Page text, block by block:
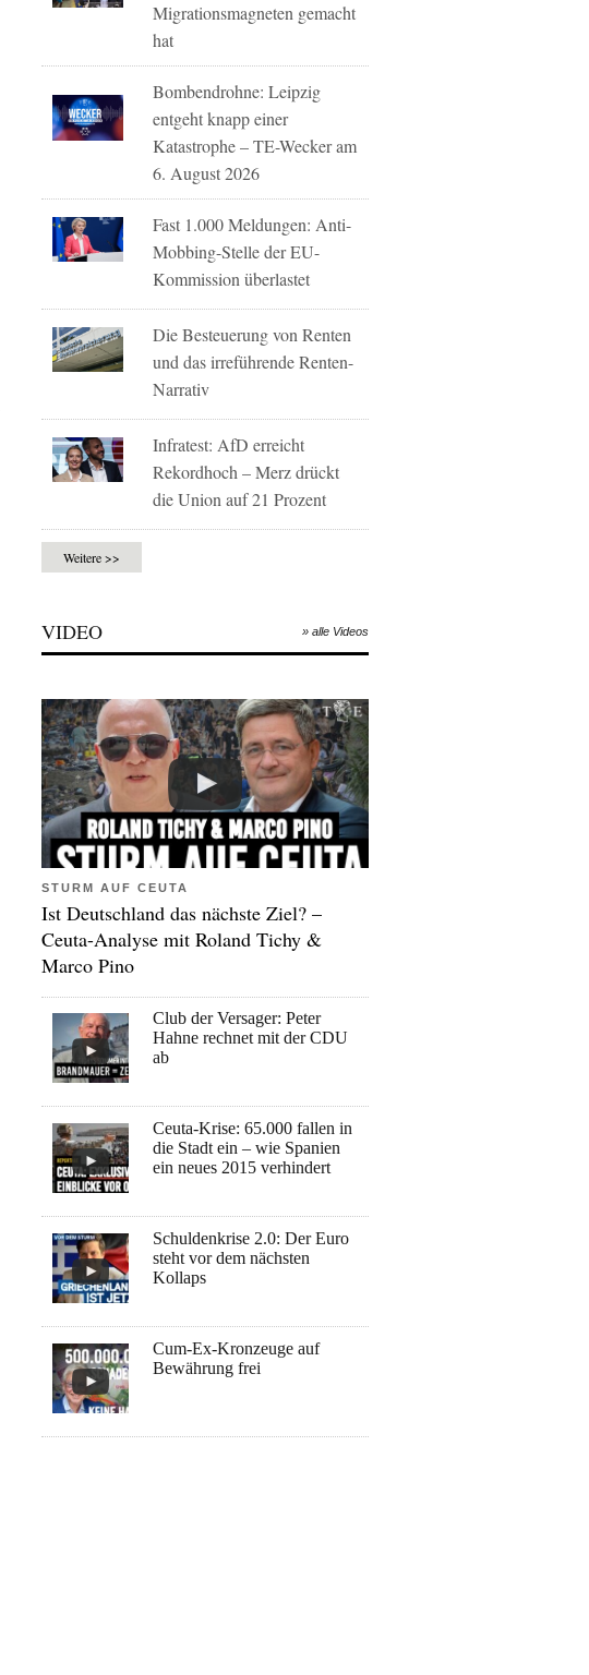
Migrationsmagneten gemacht
hat
Bombendrohne: Leipzig
entgeht knapp einer
Katastrophe – TE-Wecker am
6. August 2026
Fast 1.000 Meldungen: Anti-
Mobbing-Stelle der EU-
Kommission überlastet
Die Besteuerung von Renten
und das irreführende Renten-
Narrativ
Infratest: AfD erreicht
Rekordhoch – Merz drückt
die Union auf 21 Prozent
Weitere >>
VIDEO » alle Videos
STURM AUF CEUTA
Ist Deutschland das nächste Ziel? –
Ceuta-Analyse mit Roland Tichy &
Marco Pino
Club der Versager: Peter
Hahne rechnet mit der CDU
ab
Ceuta-Krise: 65.000 fallen in
die Stadt ein – wie Spanien
ein neues 2015 verhindert
Schuldenkrise 2.0: Der Euro
steht vor dem nächsten
Kollaps
Cum-Ex-Kronzeuge auf
Bewährung frei